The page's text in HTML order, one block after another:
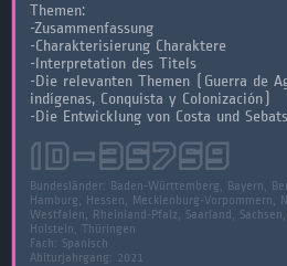
Themen:
-Zusammenfassung
-Charakterisierung Charaktere
-Interpretation des Titels
-Die relevanten Themen (Guerra de
indígenas, Conquista y Colonización)
-Die Entwicklung von Costa und
ID-35759
Bundesländer: Baden-Württemberg, Bayern,
Hamburg, Hessen, Mecklenburg-Vorpommern,
Westfalen, Rheinland-Pfalz, Saarland,
Holstein, Thüringen
Fach: Spanisch
Abiturjahrgang: 2021